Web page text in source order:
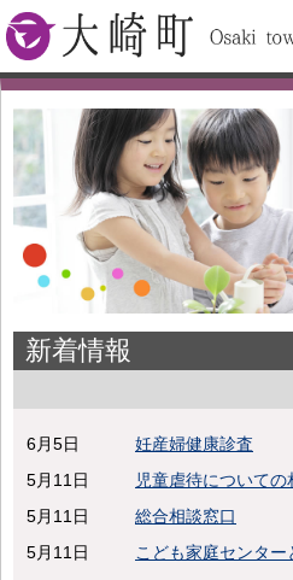
大崎町
新着情報
6月5日
妊産婦健康診査
5月11日
児童虐待についての
5月11日
総合相談窓口
5月11日
こども家庭センター